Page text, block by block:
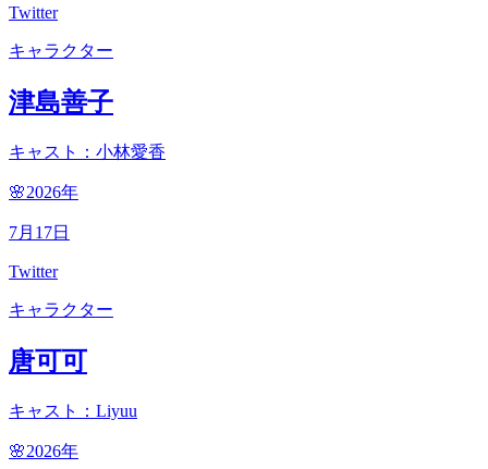
Twitter
キャラクター
津島善子
キャスト：小林愛香
🌸2026年
7月 17日
Twitter
キャラクター
唐可可
キャスト：Liyuu
🌸2026年